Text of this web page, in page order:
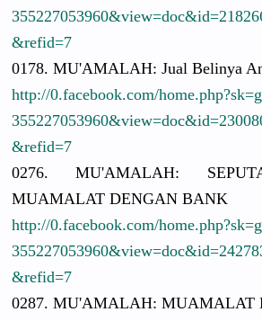
355227053960&view=doc&id=21826
&refid=7
0178. MU'AMALAH: Jual Belinya
http://0.facebook.com/home.php?sk
355227053960&view=doc&id=23008
&refid=7
0276. MU'AMALAH:
MUAMALAT DENGAN BANK
http://0.facebook.com/home.php?sk
355227053960&view=doc&id=24278
&refid=7
0287. MU'AMALAH: MUAMALAT